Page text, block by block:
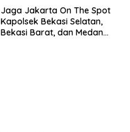
Jaga Jakarta On The Spot
Kapolsek Bekasi Selatan,
Bekasi Barat, dan Medan